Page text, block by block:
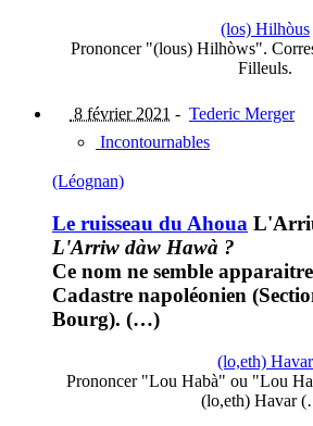
(los) Hilhòus
Prononcer "(lous) Hilhòws".
Filleuls.
8 février 2021 - Tederic Merger
Incontournables
(Léognan)
Le ruisseau du Ahoua
L'Arriw dàw Hawà ?
Ce nom ne semble
Cadastre napoléonien
Bourg). (…)
(lo,eth) Havar
Prononcer "Lou Habà" ou "Lou
(lo,eth) Havar